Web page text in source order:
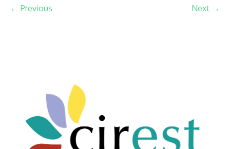
← Previous Next →